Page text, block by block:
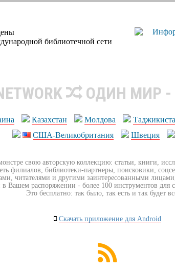
библиотечной сети
ОДИН МИР -
Казахстан Молдова
США-Великобритания
Швеция
свою авторскую коллекцию: статьи, книги,
филиалов, библиотеки-партнеры, поисковики,
читателями и другими заинтересованными
Вашем распоряжении - более 100 инструментов для
Это бесплатно: так было, так есть и так будет
Скачать приложение для Android